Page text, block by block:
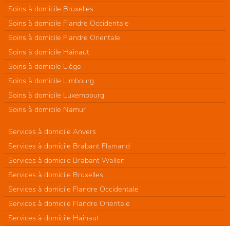
Soins à domicile Bruxelles
Soins à domicile Flandre Occidentale
Soins à domicile Flandre Orientale
Soins à domicile Hainaut
Soins à domicile Liège
Soins à domicile Limbourg
Soins à domicile Luxembourg
Soins à domicile Namur
Services à domicile Anvers
Services à domicile Brabant Flamand
Services à domicile Brabant Wallon
Services à domicile Bruxelles
Services à domicile Flandre Occidentale
Services à domicile Flandre Orientale
Services à domicile Hainaut